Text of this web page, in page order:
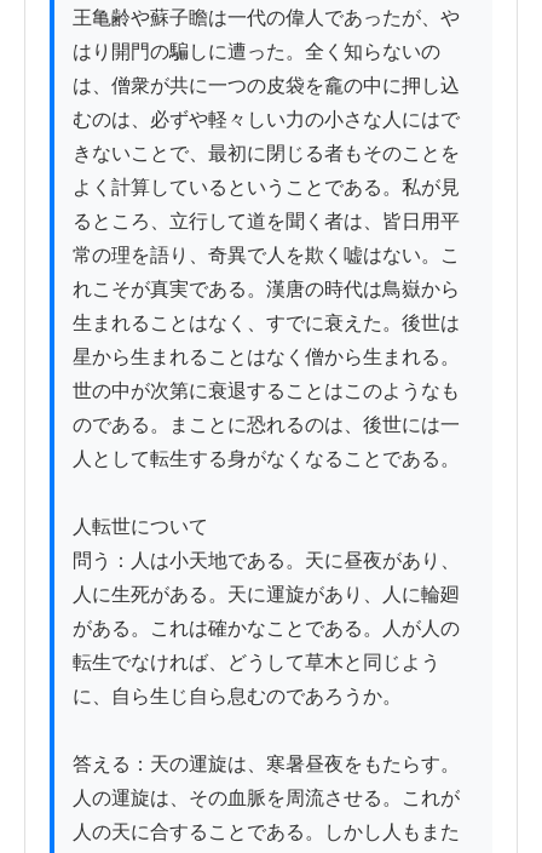
王亀齢や蘇子瞻は一代の偉人であったが、や
はり開門の騙しに遭った。全く知らないの
は、僧衆が共に一つの皮袋を龕の中に押し込
むのは、必ずや軽々しい力の小さな人にはで
きないことで、最初に閉じる者もそのことを
よく計算しているということである。私が見
るところ、立行して道を聞く者は、皆日用平
常の理を語り、奇異で人を欺く嘘はない。こ
れこそが真実である。漢唐の時代は鳥嶽から
生まれることはなく、すでに衰えた。後世は
星から生まれることはなく僧から生まれる。
世の中が次第に衰退することはこのようなも
のである。まことに恐れるのは、後世には一
人として転生する身がなくなることである。
人転世について
問う：人は小天地である。天に昼夜があり、
人に生死がある。天に運旋があり、人に輪廻
がある。これは確かなことである。人が人の
転生でなければ、どうして草木と同じよう
に、自ら生じ自ら息むのであろうか。
答える：天の運旋は、寒暑昼夜をもたらす。
人の運旋は、その血脈を周流させる。これが
人の天に合することである。しかし人もまた